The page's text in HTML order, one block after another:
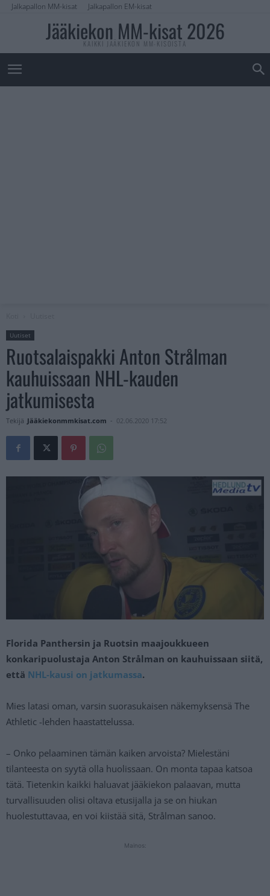
Jalkapallon MM-kisat Jalkapallon EM-kisat
Jääkiekon MM-kisat 2026
KAIKKI JÄÄKIEKON MM-KISOISTA
Uutiset
Ruotsalaispakki Anton Strålman
kauhuissaan NHL-kauden
jatkumisesta
Tekijä Jääkiekonmmkisat.com - 02.06.2020 17:52
Florida Panthersin ja Ruotsin maajoukkueen
konkaripuolustaja Anton Strålman on kauhuissaan siitä,
että NHL-kausi on jatkumassa.
Mies latasi oman, varsin suorasukaisen näkemyksensä The
Athletic -lehden haastattelussa.
– Onko pelaaminen tämän kaiken arvoista? Mielestäni
tilanteesta on syytä olla huolissaan. On monta tapaa katsoa
tätä. Tietenkin kaikki haluavat jääkiekon palaavan, mutta
turvallisuuden olisi oltava etusijalla ja se on hiukan
huolestuttavaa, en voi kiistää sitä, Strålman sanoo.
Mainos: